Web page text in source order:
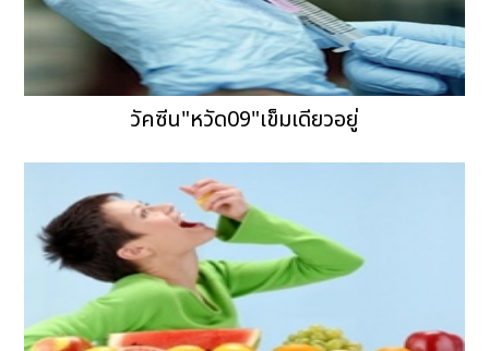
วัคซีน"หวัด09"เข็มเดียวอยู่